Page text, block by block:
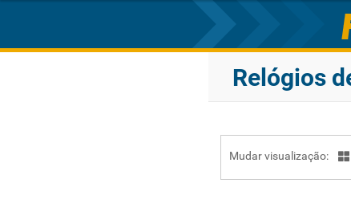
Relógios
Mudar visualização: